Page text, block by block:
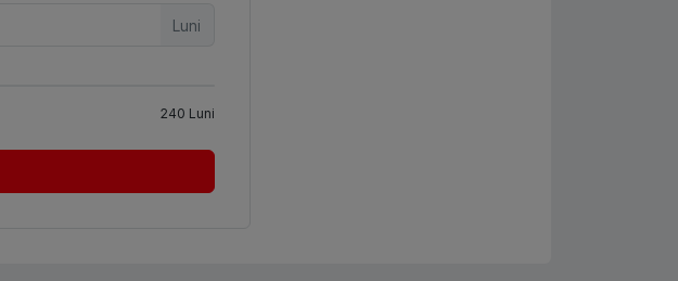
Luni
240 Luni